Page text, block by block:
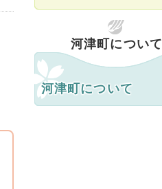
河津町について
河津町について